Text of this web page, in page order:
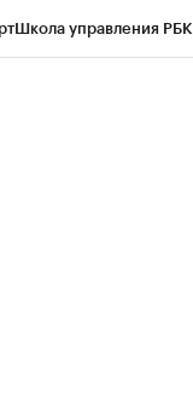
Школа управления РБК